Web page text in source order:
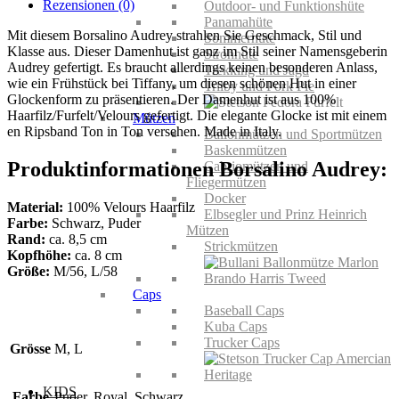
Outdoor- und Funktionshüte
Panamahüte
Sommerhüte
Strohhüte
Trekking und Jagd
Trilby und Pork Pie
Mützen
Ballonmützen und Sportmützen
Baskenmützen
Cabriomützen und
Fliegermützen
Docker
Elbsegler und Prinz Heinrich
Mützen
Strickmützen
Caps
Baseball Caps
Kuba Caps
Trucker Caps
KIDS
Rezensionen (0)
Mit diesem Borsalino Audrey strahlen Sie Geschmack, Stil und
Klasse aus. Dieser Damenhut ist ganz im Stil seiner Namensgeberin
Audrey gefertigt. Es braucht allerdings keinen besonderen Anlass,
wie ein Frühstück bei Tiffany, um diesen schönen Hut in einer
Glockenform zu präsentieren. Der Damenhut ist aus 100%
Haarfilz/Furfelt/Velours gefertigt. Die elegante Glocke ist mit einem
en Ripsband Ton in Ton versehen. Made in Italy.
Produktinformationen Borsalino Audrey:
Material: 100% Velours Haarfilz
Farbe: Schwarz, Puder
Rand: ca. 8,5 cm
Kopfhöhe: ca. 8 cm
Größe: M/56, L/58
Grösse M, L